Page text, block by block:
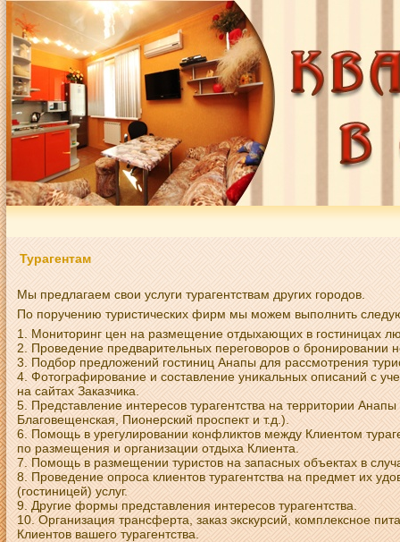
Турагентам
Мы предлагаем свои услуги турагентствам других городов.
По поручению туристических фирм мы можем выполнить
Мониторинг цен на размещение отдыхающих в гостиницах
Проведение предварительных переговоров о бронировании
Подбор предложений гостиниц Анапы для рассмотрения
Фотографирование и составление уникальных описаний с
на сайтах Заказчика.
Представление интересов турагентства на территории
Благовещенская, Пионерский проспект и т.д.).
Помощь в урегулировании конфликтов между Клиентом
по размещения и организации отдыха Клиента.
Помощь в размещении туристов на запасных объектах в
Проведение опроса клиентов турагентства на предмет их
(гостиницей) услуг.
Другие формы представления интересов турагентства.
Организация трансферта, заказ экскурсий, комплексное
Клиентов вашего турагентства.